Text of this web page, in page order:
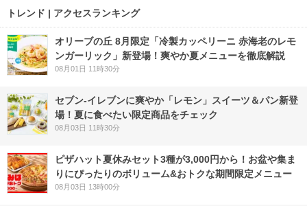
トレンド | アクセスランキング
オリーブの丘 8月限定「冷製カッペリーニ 赤海老のレモ
ンガーリック」新登場！爽やか夏メニューを徹底解説
08月01日 11時30分
セブン‐イレブンに爽やか「レモン」スイーツ＆パン新登
場！夏に食べたい限定商品をチェック
08月03日 11時30分
ピザハット夏休みセット3種が3,000円から！お盆や集ま
りにぴったりのボリューム&おトクな期間限定メニュー
08月03日 13時00分